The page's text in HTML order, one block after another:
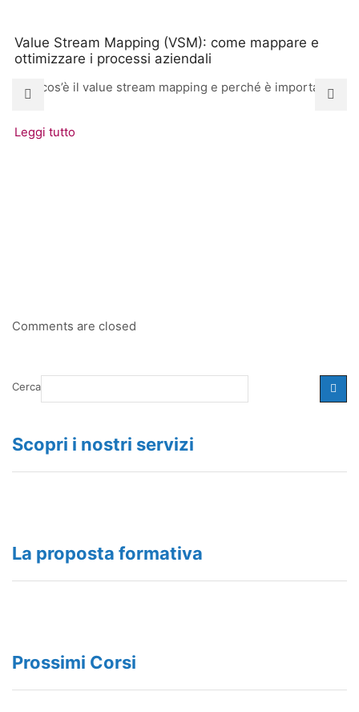
Value Stream Mapping (VSM): come mappare e
ottimizzare i processi aziendali
Che cos’è il value stream mapping e perché è importante
Leggi tutto
Comments are closed
Cerca
Scopri i nostri servizi
La proposta formativa
Prossimi Corsi